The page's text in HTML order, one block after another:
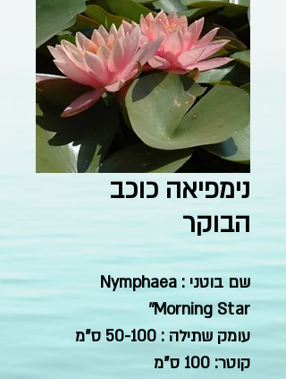
נימפיאה כוכב
הבוקר
שם בוטני : Nymphaea
'Morning Star'
עומק שתילה : 50-100 ס"מ
קוטר: 100 ס"מ